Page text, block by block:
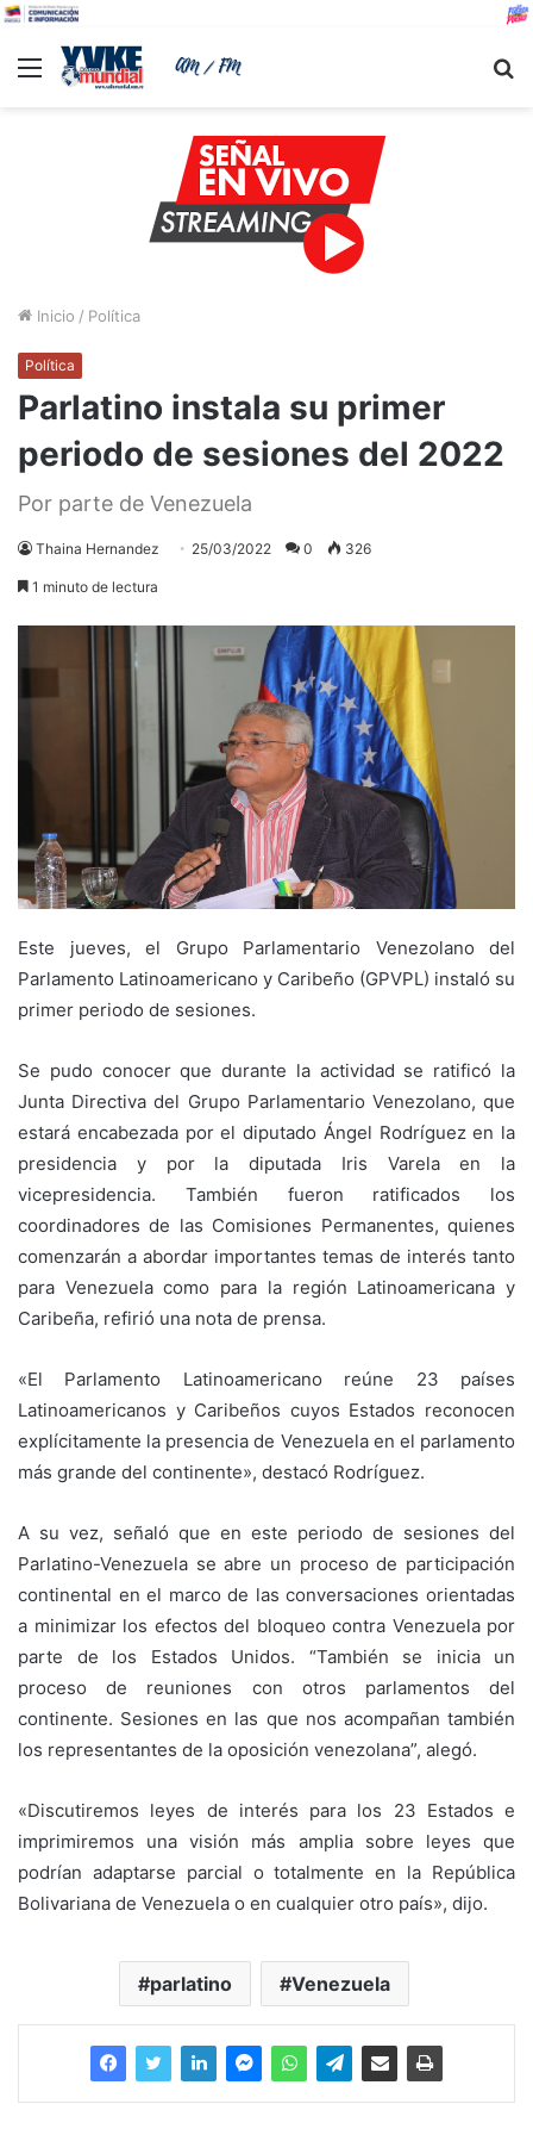
Menu
Inicio / Política
Política
Parlatino instala su primer
periodo de sesiones del 2022
Por parte de Venezuela
Thaina Hernandez 25/03/2022 0 326
1 minuto de lectura
Este jueves, el Grupo Parlamentario Venezolano del
Parlamento Latinoamericano y Caribeño (GPVPL) instaló su
primer periodo de sesiones.
Se pudo conocer que durante la actividad se ratificó la
Junta Directiva del Grupo Parlamentario Venezolano, que
estará encabezada por el diputado Ángel Rodríguez en la
presidencia y por la diputada Iris Varela en la
vicepresidencia. También fueron ratificados los
coordinadores de las Comisiones Permanentes, quienes
comenzarán a abordar importantes temas de interés tanto
para Venezuela como para la región Latinoamericana y
Caribeña, refirió una nota de prensa.
«El Parlamento Latinoamericano reúne 23 países
Latinoamericanos y Caribeños cuyos Estados reconocen
explícitamente la presencia de Venezuela en el parlamento
más grande del continente», destacó Rodríguez.
A su vez, señaló que en este periodo de sesiones del
Parlatino-Venezuela se abre un proceso de participación
continental en el marco de las conversaciones orientadas
a minimizar los efectos del bloqueo contra Venezuela por
parte de los Estados Unidos. “También se inicia un
proceso de reuniones con otros parlamentos del
continente. Sesiones en las que nos acompañan también
los representantes de la oposición venezolana”, alegó.
«Discutiremos leyes de interés para los 23 Estados e
imprimiremos una visión más amplia sobre leyes que
podrían adaptarse parcial o totalmente en la República
Bolivariana de Venezuela o en cualquier otro país», dijo.
parlatino Venezuela